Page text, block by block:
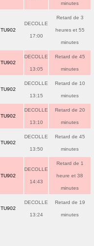
minutes
TU902
DECOLLE
17:00
Retard de 3
heures et 55
minutes
TU902
DECOLLE
13:05
Retard de 45
minutes
TU902
DECOLLE
13:15
Retard de 10
minutes
TU902
DECOLLE
13:10
Retard de 20
minutes
TU902
DECOLLE
13:50
Retard de 45
minutes
TU902
DECOLLE
14:43
Retard de 1
heure et 38
minutes
TU902
DECOLLE
13:24
Retard de 19
minutes